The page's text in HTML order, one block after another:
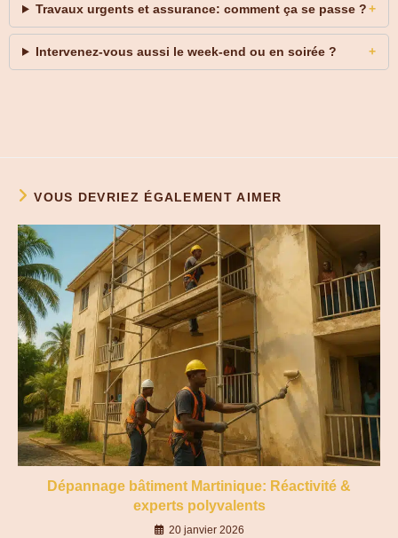
Travaux urgents et assurance: comment ça se passe ?
Intervenez-vous aussi le week-end ou en soirée ?
VOUS DEVRIEZ ÉGALEMENT AIMER
Dépannage bâtiment Martinique: Réactivité &
experts polyvalents
20 janvier 2026